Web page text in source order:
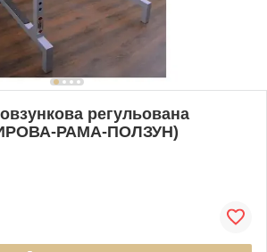
регульована
РАМА-ПОЛЗУН)